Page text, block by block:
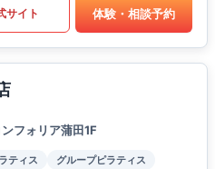
サイト 体験・相談予約
フォリア蒲田1F
ティス
グループピラティス